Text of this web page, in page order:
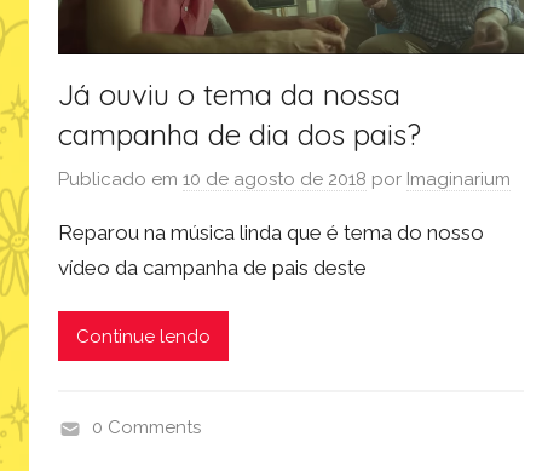
i
m
a
i
n
i
m
Já ouviu o tema da nossa
campanha de dia dos pais?
Publicado em 10 de agosto de 2018 por Imaginarium
Reparou na música linda que é tema do nosso
vídeo da campanha de pais deste
Continue lendo
0 Comments